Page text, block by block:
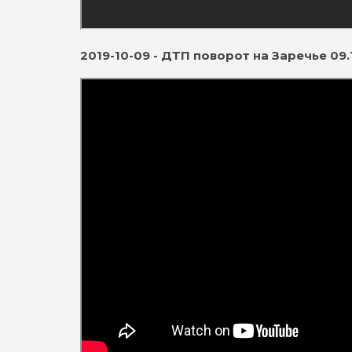
2019-10-09 - ДТП поворот на Заречье